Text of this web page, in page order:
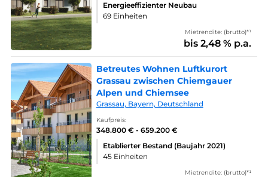
Energieeffizienter Neubau
69 Einheiten
Mietrendite: (brutto)*¹
bis 2,48 % p.a.
Betreutes Wohnen Luftkurort
Grassau zwischen Chiemgauer
Alpen und Chiemsee
Grassau, Bayern, Deutschland
Kaufpreis:
348.800 € - 659.200 €
Etablierter Bestand (Baujahr 2021)
45 Einheiten
Mietrendite: (brutto)*¹